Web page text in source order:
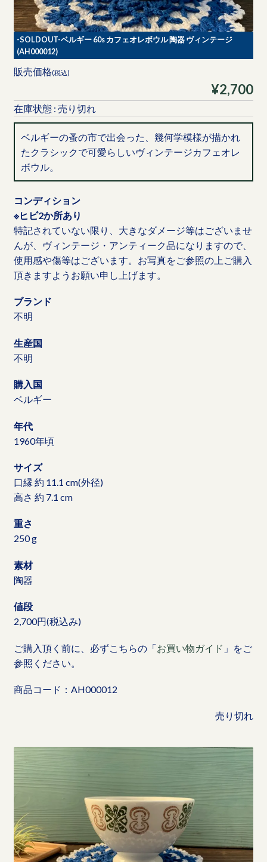
-SOLDOUT-ベルギー 60s カフェオレボウル 陶器 ヴィンテージ
(AH000012)
販売価格(税込)
¥2,700
在庫状態 : 売り切れ
ベルギーの蚤の市で出会った、幾何学模様が描かれ
たクラシックで可愛らしいヴィンテージカフェオレ
ボウル。
コンディション
※ヒビ2か所あり
特記されていない限り、大きなダメージ等はございませ
んが、ヴィンテージ・アンティーク品になりますので、
使用感や傷等はございます。お写真をご参照の上ご購入
頂きますようお願い申し上げます。
ブランド
不明
生産国
不明
購入国
ベルギー
年代
1960年頃
サイズ
口縁 約 11.1 cm(外径)
高さ 約 7.1 cm
重さ
250 g
素材
陶器
値段
2,700円(税込み)
ご購入頂く前に、必ずこちらの「お買い物ガイド 」をご
参照ください。
商品コード：AH000012
売り切れ